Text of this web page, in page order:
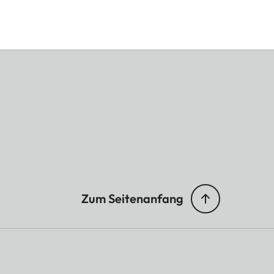
Zum Seitenanfang